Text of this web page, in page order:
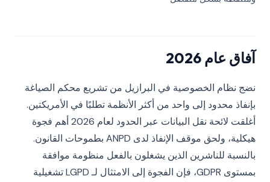
آفاق عام 2026
نضج نظام الخصوصية في البرازيل من تشريع محكم الصياغة
بإنفاذ محدود إلى واحد من أكثر الأنظمة تطلبًا في الأمريكتين.
أغلقت لائحة نقل البيانات عبر الحدود لعام 2026 أهم فجوة
هيكلية، ولحق موقف الإنفاذ لدى ANPD بطموحات القانون.
بالنسبة للناشرين الذين يشغلون بالفعل منظومة موافقة
بمستوى GDPR، فإن الفجوة إلى الامتثال لـ LGPD تشغيلية